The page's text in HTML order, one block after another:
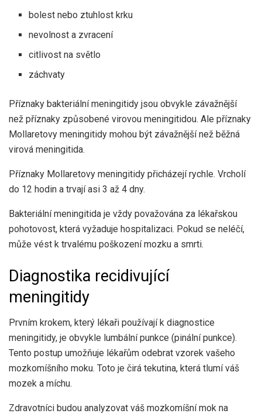
bolest nebo ztuhlost krku
nevolnost a zvracení
citlivost na světlo
záchvaty
Příznaky bakteriální meningitidy jsou obvykle závažnější
než příznaky způsobené virovou meningitidou. Ale příznaky
Mollaretovy meningitidy mohou být závažnější než běžná
virová meningitida.
Příznaky Mollaretovy meningitidy přicházejí rychle. Vrcholí
do 12 hodin a trvají asi 3 až 4 dny.
Bakteriální meningitida je vždy považována za lékařskou
pohotovost, která vyžaduje hospitalizaci. Pokud se neléčí,
může vést k trvalému poškození mozku a smrti.
Diagnostika recidivující
meningitidy
Prvním krokem, který lékaři používají k diagnostice
meningitidy, je obvykle lumbální punkce (pinální punkce).
Tento postup umožňuje lékařům odebrat vzorek vašeho
mozkomíšního moku. Toto je čirá tekutina, která tlumí váš
mozek a míchu.
Zdravotníci budou analyzovat váš mozkomíšní mok na